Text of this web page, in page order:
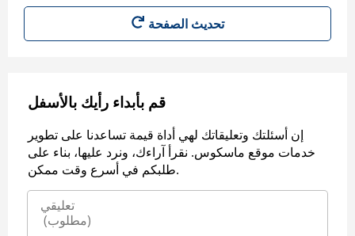
تحديث الصفحة
قم بأبداء رأيك بالأسفل
إن أسئلتك وتعليقاتك لهي أداة قيمة تساعدنا على تطوير
خدمات موقع ماسكوس. نقرأ آراءك، ونرد عليها، بناء على
طلبكم في أسرع وقت ممكن.